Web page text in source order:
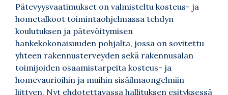
Pätevyysvaatimukset on valmisteltu kosteus- ja
hometalkoot toimintaohjelmassa tehdyn
koulutuksen ja pätevöitymisen
hankekokonaisuuden pohjalta, jossa on sovitettu
yhteen rakennusterveyden sekä rakennusalan
toimijoiden osaamistarpeita kosteus- ja
homevaurioihin ja muihin sisäilmaongelmiin
liittyen. Nyt ehdotettavassa hallituksen esityksessä